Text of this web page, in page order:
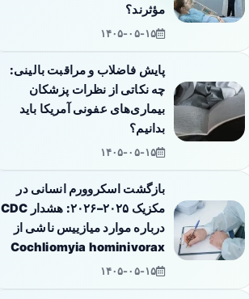
مؤثرند؟
۱۴۰۵-۰۵-۱۵
پایش فاضلاب و مراقبت بالینی:
چه نکاتی از نظرات پزشکان
بیماری‌های عفونی آمریکا باید
بدانیم؟
۱۴۰۵-۰۵-۱۵
بازگشت اسکروورم انسانی در
مکزیک ۲۰۲۵–۲۰۲۶: هشدار CDC
درباره موارد میازییس ناشی از
Cochliomyia hominivorax
۱۴۰۵-۰۵-۱۵